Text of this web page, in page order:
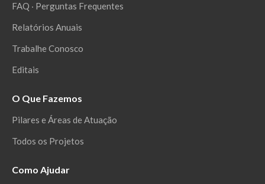
FAQ ‧ Perguntas Frequentes
Relatórios Anuais
Trabalhe Conosco
Editais
O Que Fazemos
Pilares e Áreas de Atuação
Todos os Projetos
Como Ajudar